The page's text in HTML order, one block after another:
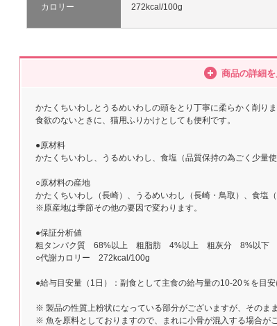
カロリー 272kcal/100g
商品の詳細を
かたくちいわしとうるめいわしの頭をとり丁寧に柔らかく削り
食欲のないときに、猫用ふりかけとしても便利です。
●原材料
かたくちいわし、うるめいわし、食塩（品質保持の為ごく少量使
○原材料の産地
かたくちいわし（長崎）、うるめいわし（長崎・鳥取）、食塩（
※原産地は季節その他の要因で変わります。
●保証分析値
粗タンパク質 68%以上 粗脂肪 4%以上 粗灰分 8%以
○代謝カロリー 272kcal/100g
●給与目安量（1日）：副食として主食の給与量の10-20％を目安
※ 製品の性質上粉状になっている部分がございますが、そのま
※ 魚を原料としておりますので、まれに小骨が混入する場合がご